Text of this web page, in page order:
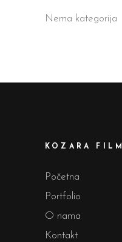
Nema kategorija
KOZARA FILM
Početna
Portfolio
O nama
Kontakt